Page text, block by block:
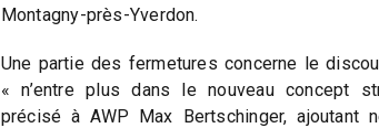
Montagny-près-Yverdon.
Une partie des fermetures concerne le
« n’entre plus dans le nouveau concept
précisé à AWP Max Bertschinger, ajoutant